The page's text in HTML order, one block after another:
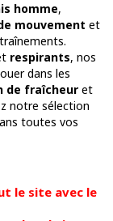
homme,
mouvement et
respirants, nos
dans les
de fraîcheur et
notre sélection
toutes vos
le site avec le